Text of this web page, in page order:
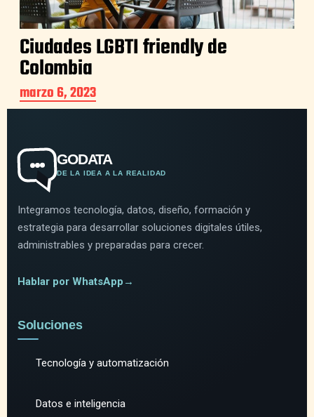
Ciudades LGBTI friendly de
Colombia
marzo 6, 2023
GODATA
DE LA IDEA A LA REALIDAD
Integramos tecnología, datos, diseño, formación y
estrategia para desarrollar soluciones digitales útiles,
administrables y preparadas para crecer.
Hablar por WhatsApp →
Soluciones
Tecnología y automatización
Datos e inteligencia